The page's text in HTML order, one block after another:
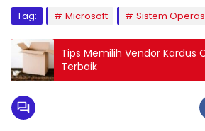
Tag: Microsoft Sistem
Tips Memilih Vendor Kardus
Terbaik